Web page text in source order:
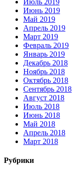
Июль 2019
Июнь 2019
Май 2019
Апрель 2019
Март 2019
Февраль 2019
Январь 2019
Декабрь 2018
Ноябрь 2018
Октябрь 2018
Сентябрь 2018
Август 2018
Июль 2018
Июнь 2018
Май 2018
Апрель 2018
Март 2018
Рубрики